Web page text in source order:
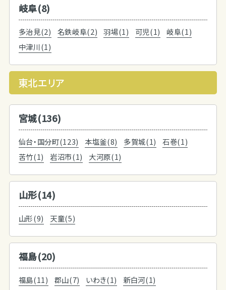
岐阜(8)
多治見(2) 名鉄岐阜(2) 羽場(1) 可児(1)
岐阜(1)
中津川(1)
東北エリア
宮城(136)
仙台・国分町(123) 本塩釜(8) 多賀城(1)
石巻(1)
苦竹(1)
岩沼市(1) 大河原(1)
山形(14)
山形(9) 天童(5)
福島(20)
福島(11) 郡山(7) いわき(1) 新白河(1)